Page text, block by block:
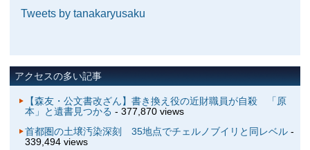
Tweets by tanakaryusaku
アクセスの多い記事
【森友・公文書改ざん】書き換え役の近財職員が自殺 「原
本」と遺書見つかる - 377,870 views
首都圏の土壌汚染深刻 35地点でチェルノブイリと同レベル-
339,494 views